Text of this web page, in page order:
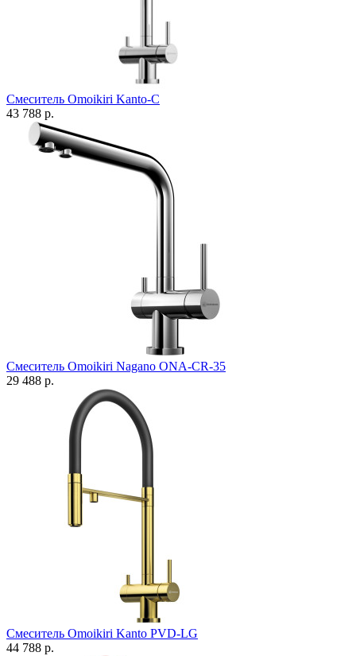
Смеситель Omoikiri Kanto-C
43 788 р.
Смеситель Omoikiri Nagano ONA-CR-35
29 488 р.
Смеситель Omoikiri Kanto PVD-LG
44 788 р.